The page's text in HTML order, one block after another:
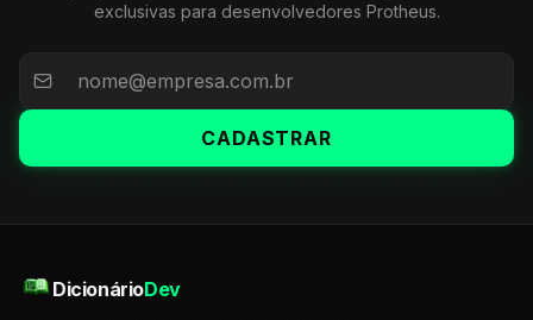
exclusivas para desenvolvedores Protheus.
CADASTRAR
DicionárioDev